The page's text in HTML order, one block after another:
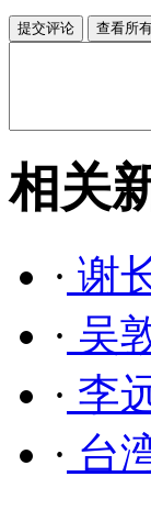
相关
· 谢
· 吴
· 李
· 台